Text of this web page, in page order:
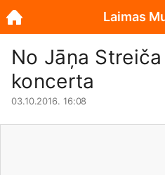
No Jāņa
koncerta
03.10.2016. 16:08
Laimas